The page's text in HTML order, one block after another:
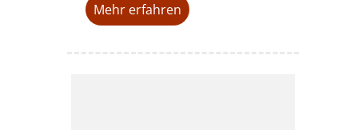
Mehr erfahren